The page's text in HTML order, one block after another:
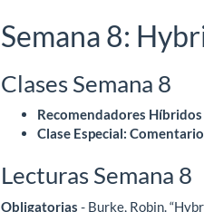
Semana 8:
Clases Semana 8
Recomendadores Híbridos
Clase Especial:
Lecturas Semana 8
Obligatorias - Burke, Robin.